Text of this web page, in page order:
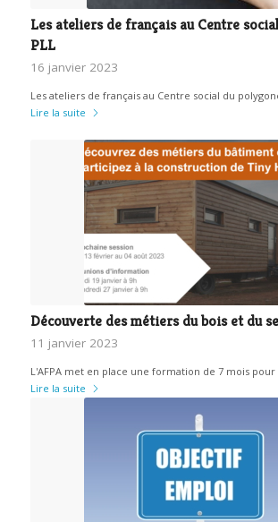
Les ateliers de français au Centre
PLL
16 janvier 2023
Les ateliers de français au Centre social du
Lire la suite
Découverte des métiers du bois et du
11 janvier 2023
L'AFPA met en place une formation de 7 mois
Lire la suite